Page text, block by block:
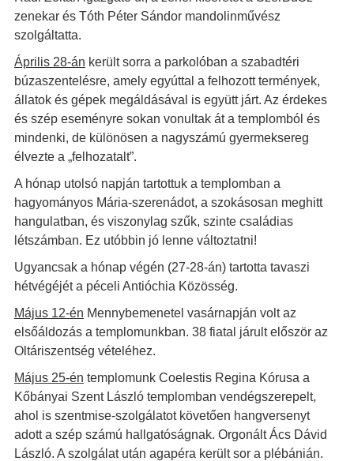
zenekar és Tóth Péter Sándor mandolinművész
szolgáltatta.
Április 28-án került sorra a parkolóban a szabadtéri
búzaszentelésre, amely egyúttal a felhozott termények,
állatok és gépek megáldásával is együtt járt. Az érdekes
és szép eseményre sokan vonultak át a templomból és
mindenki, de különösen a nagyszámú gyermeksereg
élvezte a „felhozatalt”.
A hónap utolsó napján tartottuk a templomban a
hagyományos Mária-szerenádot, a szokásosan meghitt
hangulatban, és viszonylag szűk, szinte családias
létszámban. Ez utóbbin jó lenne változtatni!
Ugyancsak a hónap végén (27-28-án) tartotta tavaszi
hétvégéjét a péceli Antióchia Közösség.
Május 12-én Mennybemenetel vasárnapján volt az
elsőáldozás a templomunkban. 38 fiatal járult először az
Oltáriszentség vételéhez.
Május 25-én templomunk Coelestis Regina Kórusa a
Kőbányai Szent László templomban vendégszerepelt,
ahol is szentmise-szolgálatot követően hangversenyt
adott a szép számú hallgatóságnak. Orgonált Ács Dávid
László. A szolgálat után agapéra került sor a plébánián.